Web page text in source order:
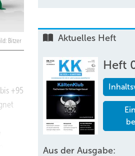
Bitzer
+95
Aktuelles Heft
Heft
Aus der Ausgabe: